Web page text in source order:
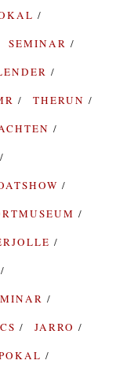
SEMINAR
THERUN
JARRO